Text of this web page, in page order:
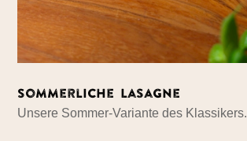
Sommerliche Lasagne
Unsere Sommer-Variante des Klassikers.